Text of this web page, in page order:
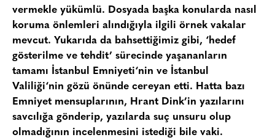
vermekle yükümlü. Dosyada başka konularda nasıl
koruma önlemleri alındığıyla ilgili örnek vakalar
mevcut. Yukarıda da bahsettiğimiz gibi, ‘hedef
gösterilme ve tehdit’ sürecinde yaşananların
tamamı
İstanbul Emniyeti‘nin ve İstanbul
Valiliği‘nin gözü önünde cereyan etti. Hatta bazı
Emniyet mensuplarının, Hrant Dink’in yazılarını
savcılığa gönderip, yazılarda suç unsuru olup
olmadığının incelenmesini istediği bile vaki.